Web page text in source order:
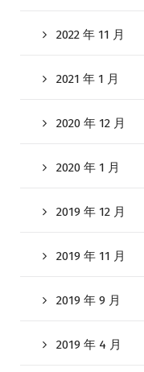
2022 年 11 月
2021 年 1 月
2020 年 12 月
2020 年 1 月
2019 年 12 月
2019 年 11 月
2019 年 9 月
2019 年 4 月